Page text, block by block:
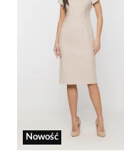
Nowość